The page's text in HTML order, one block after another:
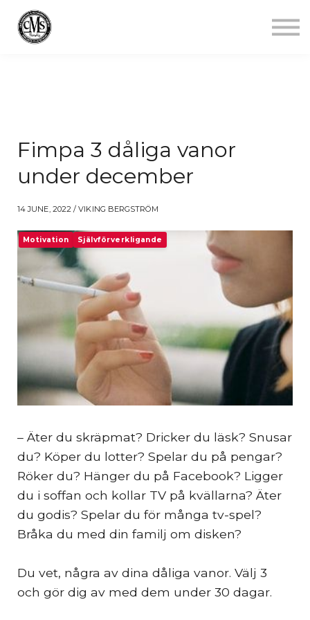
Fimpa 3 dåliga vanor
under december
14 JUNE, 2022 / VIKING BERGSTRÖM
Motivation Självförverkligande
– Äter du skräpmat? Dricker du läsk? Snusar
du? Köper du lotter? Spelar du på pengar?
Röker du? Hänger du på Facebook? Ligger
du i soffan och kollar TV på kvällarna? Äter
du godis? Spelar du för många tv-spel?
Bråka du med din familj om disken?
Du vet, några av dina dåliga vanor. Välj 3
och gör dig av med dem under 30 dagar.